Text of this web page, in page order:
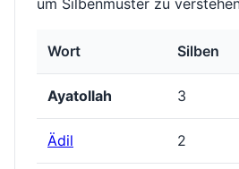
um Silbenmuster zu
Wort Silben
Ayatollah 3
Ädil 2